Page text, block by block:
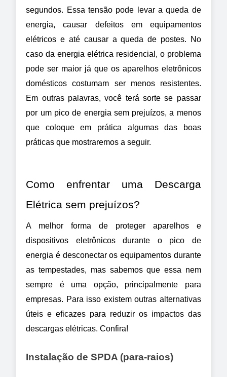
segundos. Essa tensão pode levar a queda de
energia, causar defeitos em equipamentos
elétricos e até causar a queda de postes. No
caso da energia elétrica residencial, o problema
pode ser maior já que os aparelhos eletrônicos
domésticos costumam ser menos resistentes.
Em outras palavras, você terá sorte se passar
por um pico de energia sem prejuízos, a menos
que coloque em prática algumas das boas
práticas que mostraremos a seguir.
Como enfrentar uma Descarga
Elétrica sem prejuízos?
A melhor forma de proteger aparelhos e
dispositivos eletrônicos durante o pico de
energia é desconectar os equipamentos durante
as tempestades, mas sabemos que essa nem
sempre é uma opção, principalmente para
empresas. Para isso existem outras alternativas
úteis e eficazes para reduzir os impactos das
descargas elétricas. Confira!
Instalação de SPDA (para-raios)